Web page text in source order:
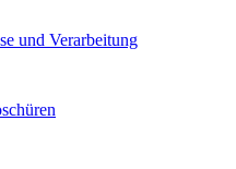
und Verarbeitung